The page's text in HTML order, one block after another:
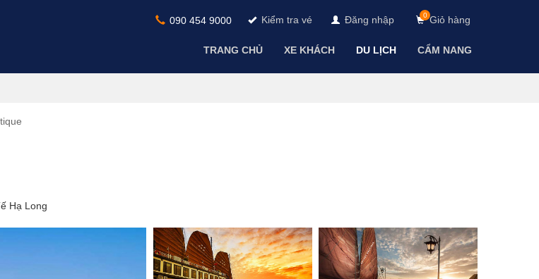
Kiểm tra vé Đăng nhập Giỏ hàng
0
090 454 9000
TRANG CHỦ XE KHÁCH DU LỊCH CẨM NANG
Hạ Long